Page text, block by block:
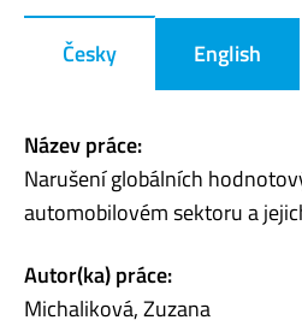
Česky English
Název práce:
Narušení globálních
automobilovém sektoru a
Autor(ka) práce:
Michaliková, Zuzana